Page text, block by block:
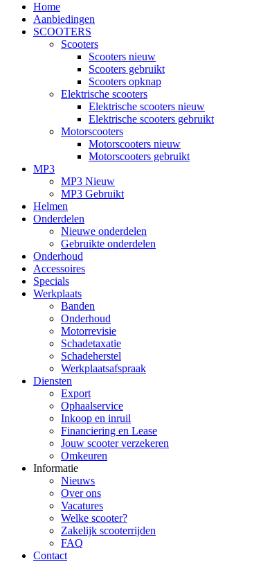
Home
Aanbiedingen
SCOOTERS
Scooters
Scooters nieuw
Scooters gebruikt
Scooters opknap
Elektrische scooters
Elektrische scooters nieuw
Elektrische scooters gebruikt
Motorscooters
Motorscooters nieuw
Motorscooters gebruikt
MP3
MP3 Nieuw
MP3 Gebruikt
Helmen
Onderdelen
Nieuwe onderdelen
Gebruikte onderdelen
Onderhoud
Accessoires
Specials
Werkplaats
Banden
Onderhoud
Motorrevisie
Schadetaxatie
Schadeherstel
Werkplaatsafspraak
Diensten
Export
Ophaalservice
Inkoop en inruil
Financiering en Lease
Jouw scooter verzekeren
Omkeuren
Informatie
Nieuws
Over ons
Vacatures
Welke scooter?
Zakelijk scooterrijden
FAQ
Contact